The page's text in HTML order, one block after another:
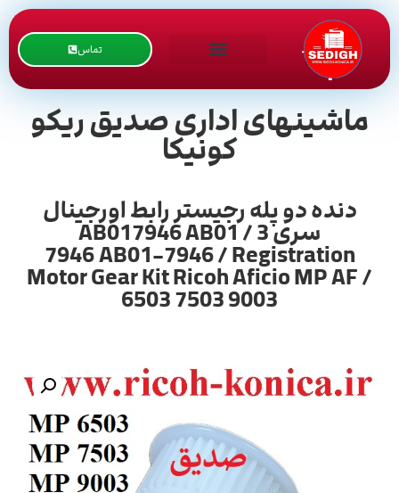
تماس
ماشینهای اداری صدیق ریکو
کونیکا
دنده دو پله رجيستر رابط اورجينال
سری 3 / AB017946 AB01
7946 AB01-7946 / Registration
Motor Gear Kit Ricoh Aficio MP AF /
6503 7503 9003